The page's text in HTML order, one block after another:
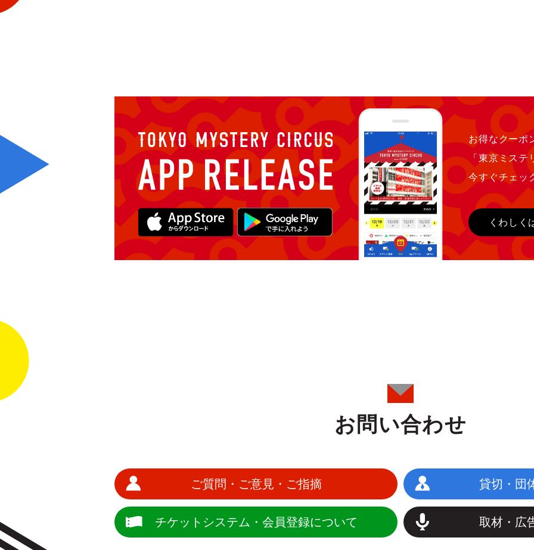
お得なクーポ
「東京ミス
今すぐチェッ
くわしく
お問い合わせ
ご質問・ご意見・ご指摘 貸切・団
チケットシステム・会員登録について 取材・広